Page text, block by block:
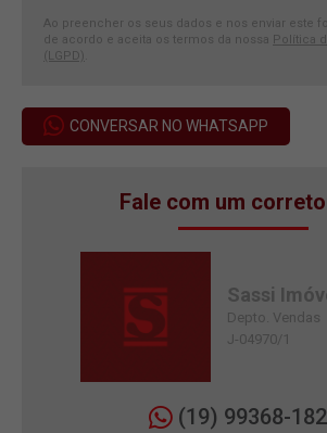
Ao preencher os seus dados e nos enviar este
de acordo e aceita os termos da nossa Política
(LGPD)
CONVERSAR NO WHATSAPP
Fale com um
Sassi
Depto. Vendas
J-04970/1
(19) 99368-